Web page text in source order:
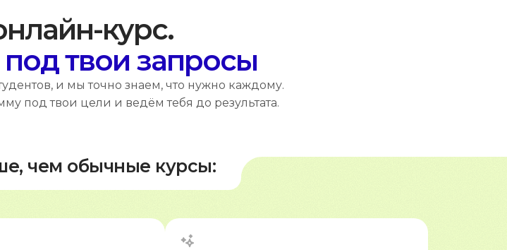
курс.
твои запросы
и мы точно знаем, что нужно каждому.
под твои цели и ведём тебя до результата.
чем обычные курсы: